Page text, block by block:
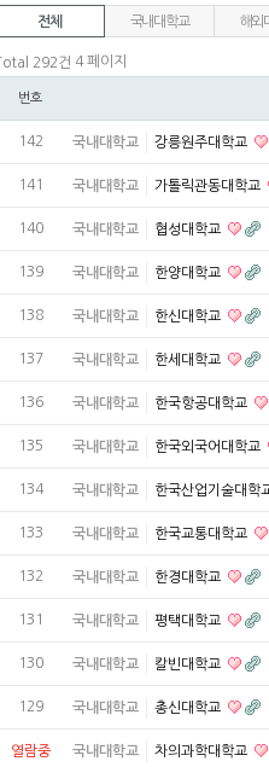
전체 국내대학교 해외
292건 4 페이지
번호
142 국내대학교 강릉원주대학교
141 국내대학교 가톨릭관동대학교
140 국내대학교 협성대학교
139 국내대학교 한양대학교
138 국내대학교 한신대학교
137 국내대학교 한세대학교
136 국내대학교 한국항공대학교
135 국내대학교 한국외국어대학교
134 국내대학교 한국산업기술대학
133 국내대학교 한국교통대학교
132 국내대학교 한경대학교
131 국내대학교 평택대학교
130 국내대학교 칼빈대학교
129 국내대학교 총신대학교
열람중 국내대학교 차의과학대학교